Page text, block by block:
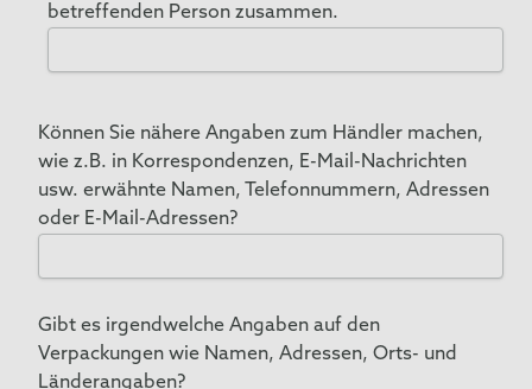
betreffenden Person zusammen.
Können Sie nähere Angaben zum Händler machen,
wie z.B. in Korrespondenzen, E-Mail-Nachrichten
usw. erwähnte Namen, Telefonnummern, Adressen
oder E-Mail-Adressen?⁫⁡⁯
Gibt es irgendwelche Angaben auf den
Verpackungen wie Namen, Adressen, Orts- und
Länderangaben?